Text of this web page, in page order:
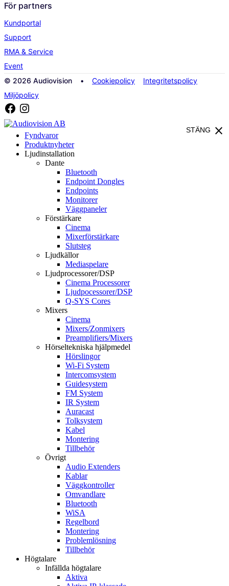
För partners
Kundportal
Support
RMA & Service
Event
© 2026 Audiovision •
Cookiepolicy
Integritetspolicy
Miljöpolicy
close
STÄNG
Fyndvaror
Produktnyheter
Ljudinstallation
Dante
Bluetooth
Endpoint Dongles
Endpoints
Monitorer
Väggpaneler
Förstärkare
Cinema
Mixerförstärkare
Slutsteg
Ljudkällor
Mediaspelare
Ljudprocessorer/DSP
Cinema Processorer
Ljudpocessorer/DSP
Q-SYS Cores
Mixers
Cinema
Mixers/Zonmixers
Preamplifiers/Mixers
Hörseltekniska hjälpmedel
Hörslingor
Wi-Fi System
Intercomsystem
Guidesystem
FM System
IR System
Auracast
Tolksystem
Kabel
Montering
Tillbehör
Övrigt
Audio Extenders
Kablar
Väggkontroller
Omvandlare
Bluetooth
WiSA
Regelbord
Montering
Problemlösning
Tillbehör
Högtalare
Infällda högtalare
Aktiva